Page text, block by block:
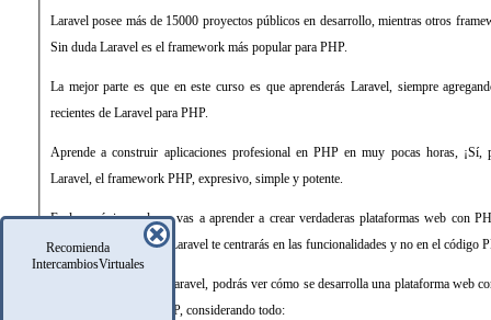
Recomienda
IntercambiosVirtuales
Laravel posee más de 15000 proyectos públicos en desarrollo, mientras otros
Sin duda Laravel es el framework más popular para PHP.
La mejor parte es que en este curso es que aprenderás Laravel, siempre
recientes de Laravel para PHP.
Aprende a construir aplicaciones profesional en PHP en muy pocas horas,
Laravel, el framework PHP, expresivo, simple y potente.
En las próximas clases vas a aprender a crear verdaderas plataformas web con
ayuda de Laravel. Con Laravel te centrarás en las funcionalidades y no en el código
Durante este curso de Laravel, podrás ver cómo se desarrolla una plataforma web
el mejor framework PHP, considerando todo: